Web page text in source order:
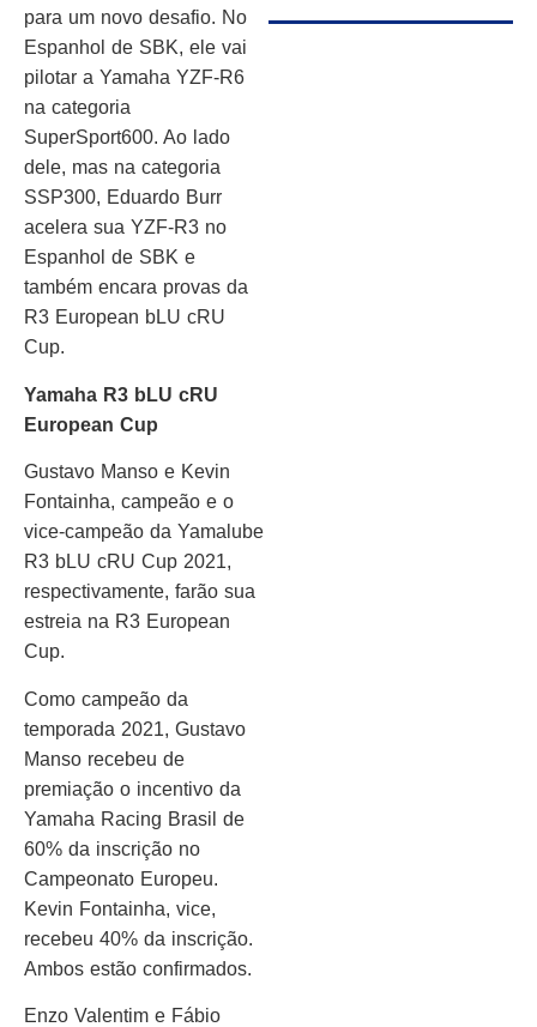
para um novo desafio. No
Espanhol de SBK, ele vai
pilotar a Yamaha YZF-R6
na categoria
SuperSport600. Ao lado
dele, mas na categoria
SSP300, Eduardo Burr
acelera sua YZF-R3 no
Espanhol de SBK e
também encara provas da
R3 European bLU cRU
Cup.
Yamaha R3 bLU cRU
European Cup
Gustavo Manso e Kevin
Fontainha, campeão e o
vice-campeão da Yamalube
R3 bLU cRU Cup 2021,
respectivamente, farão sua
estreia na R3 European
Cup.
Como campeão da
temporada 2021, Gustavo
Manso recebeu de
premiação o incentivo da
Yamaha Racing Brasil de
60% da inscrição no
Campeonato Europeu.
Kevin Fontainha, vice,
recebeu 40% da inscrição.
Ambos estão confirmados.
Enzo Valentim e Fábio